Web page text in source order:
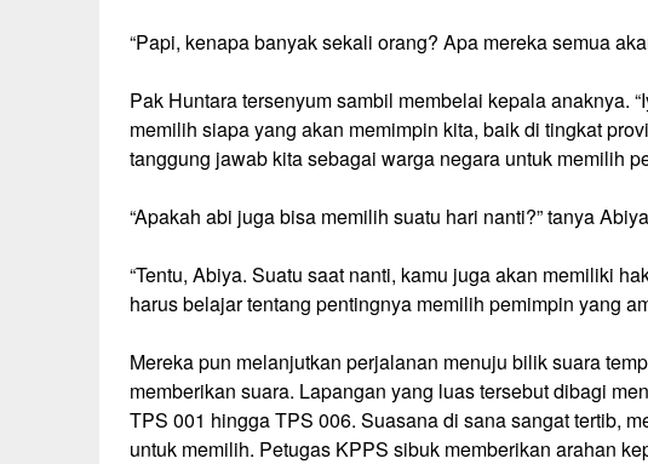
“Papi, kenapa banyak sekali orang? Apa mereka semua
Pak Huntara tersenyum sambil membelai kepala anaknya.
memilih siapa yang akan memimpin kita, baik di tingkat
tanggung jawab kita sebagai warga negara untuk memilih
“Apakah abi juga bisa memilih suatu hari nanti?” tanya
“Tentu, Abiya. Suatu saat nanti, kamu juga akan memiliki
harus belajar tentang pentingnya memilih pemimpin yang
Mereka pun melanjutkan perjalanan menuju bilik suara
memberikan suara. Lapangan yang luas tersebut dibagi
TPS 001 hingga TPS 006. Suasana di sana sangat tertib,
untuk memilih. Petugas KPPS sibuk memberikan arahan